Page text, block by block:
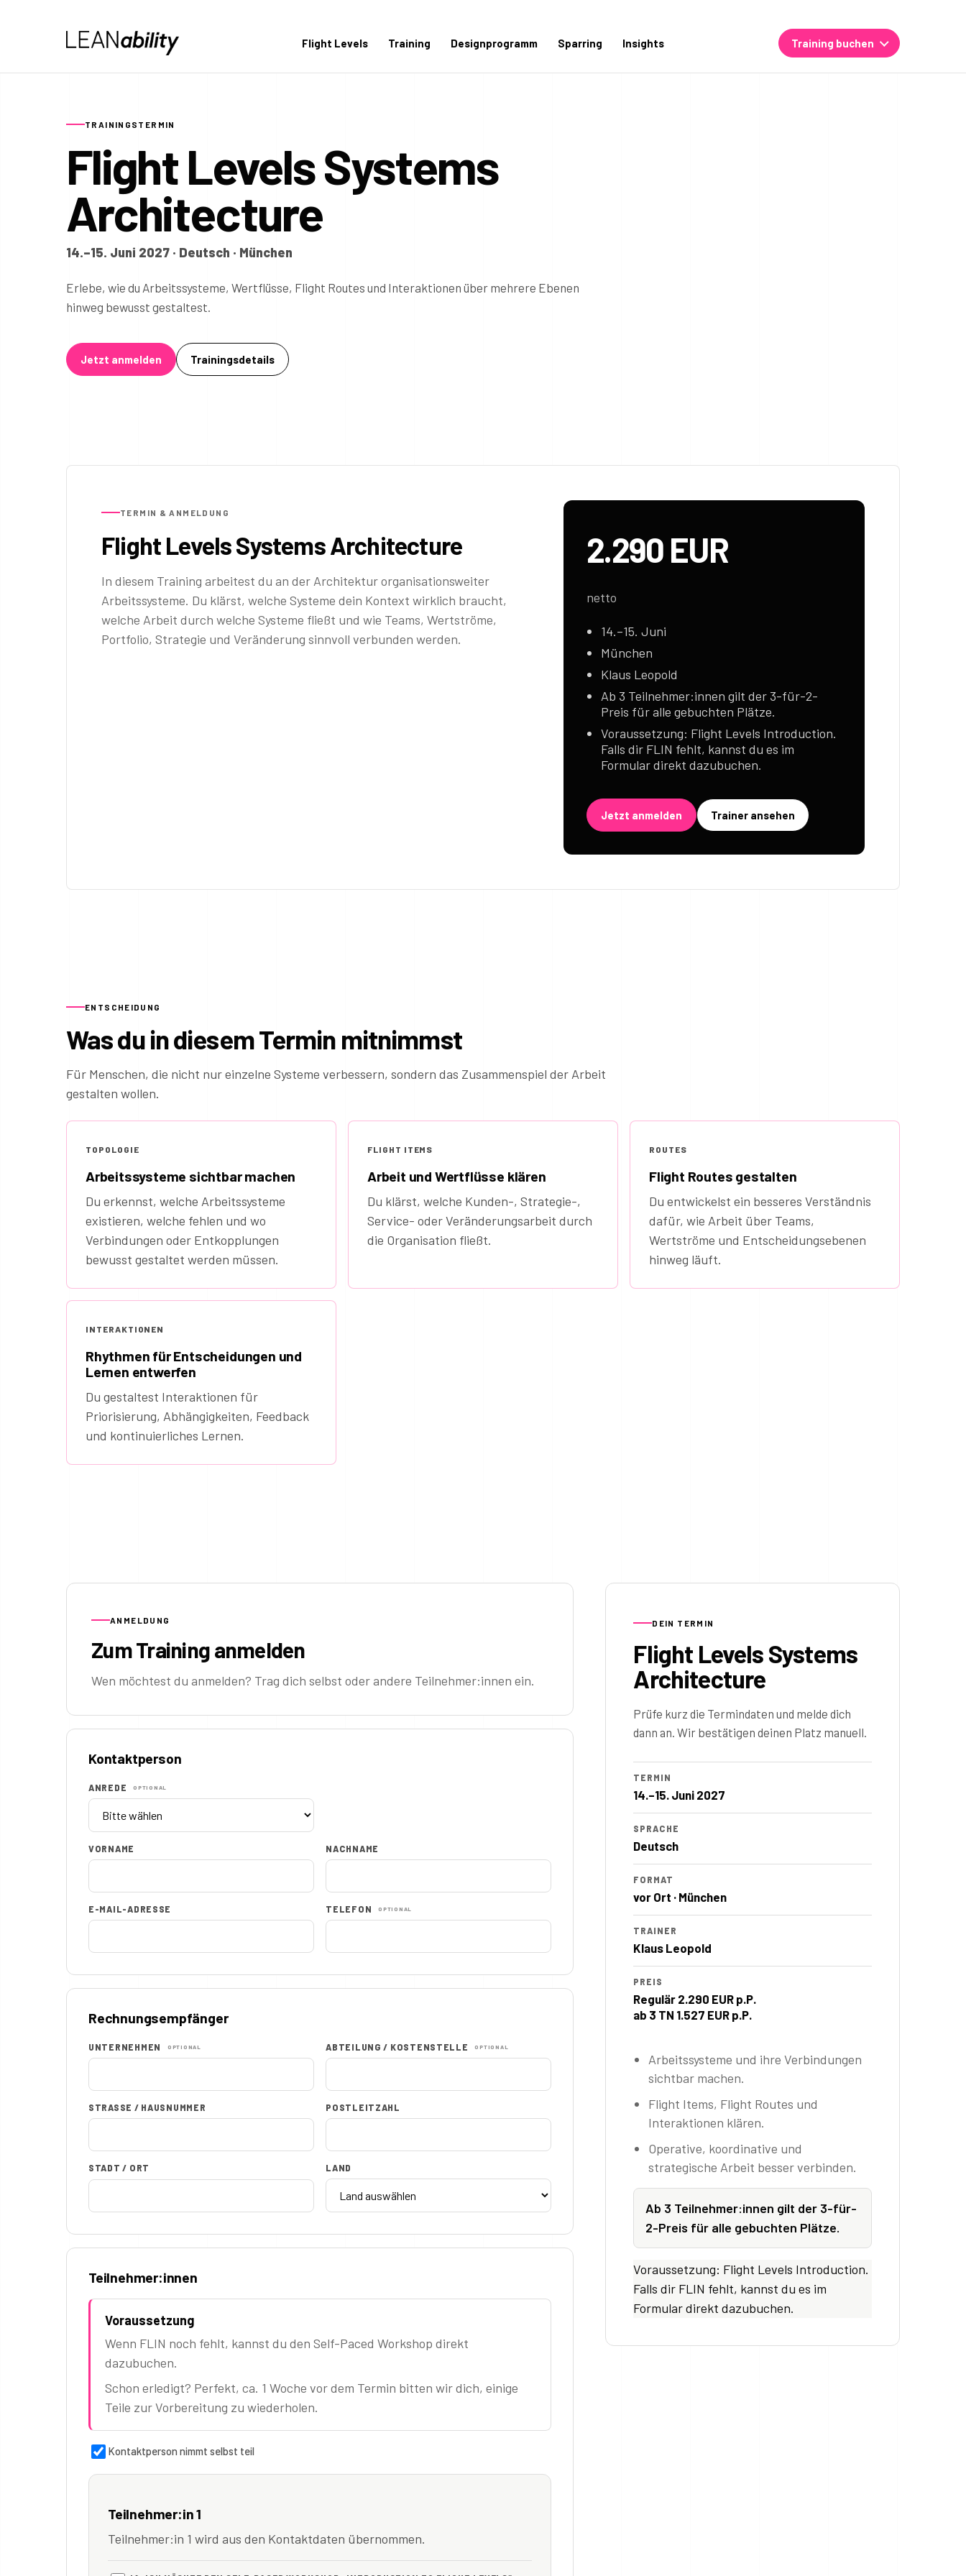
Flight Levels Training Designprogramm Sparring Insights Training buchen
TRAININGSTERMIN
Flight Levels Systems
Architecture
14.–15. Juni 2027 · Deutsch · München
Erlebe, wie du Arbeitssysteme, Wertflüsse, Flight Routes und Interaktionen über mehrere Ebenen
hinweg bewusst gestaltest.
Jetzt anmelden Trainingsdetails
TERMIN & ANMELDUNG
Flight Levels Systems Architecture
In diesem Training arbeitest du an der Architektur organisationsweiter
Arbeitssysteme. Du klärst, welche Systeme dein Kontext wirklich braucht,
welche Arbeit durch welche Systeme fließt und wie Teams, Wertströme,
Portfolio, Strategie und Veränderung sinnvoll verbunden werden.
2.290 EUR
netto
14.–15. Juni
München
Klaus Leopold
Ab 3 Teilnehmer:innen gilt der 3-für-2-
Preis für alle gebuchten Plätze.
Voraussetzung: Flight Levels Introduction.
Falls dir FLIN fehlt, kannst du es im
Formular direkt dazubuchen.
Jetzt anmelden Trainer ansehen
ENTSCHEIDUNG
Was du in diesem Termin mitnimmst
Für Menschen, die nicht nur einzelne Systeme verbessern, sondern das Zusammenspiel der Arbeit
gestalten wollen.
TOPOLOGIE
Arbeitssysteme sichtbar machen
Du erkennst, welche Arbeitssysteme
existieren, welche fehlen und wo
Verbindungen oder Entkopplungen
bewusst gestaltet werden müssen.
FLIGHT ITEMS
Arbeit und Wertflüsse klären
Du klärst, welche Kunden-, Strategie-,
Service- oder Veränderungsarbeit durch
die Organisation fließt.
ROUTES
Flight Routes gestalten
Du entwickelst ein besseres Verständnis
dafür, wie Arbeit über Teams,
Wertströme und Entscheidungsebenen
hinweg läuft.
INTERAKTIONEN
Rhythmen für Entscheidungen und
Lernen entwerfen
Du gestaltest Interaktionen für
Priorisierung, Abhängigkeiten, Feedback
und kontinuierliches Lernen.
ANMELDUNG
Zum Training anmelden
Wen möchtest du anmelden? Trag dich selbst oder andere Teilnehmer:innen ein.
Kontaktperson
ANREDE OPTIONAL
VORNAME NACHNAME
E-MAIL-ADRESSE TELEFON OPTIONAL
Rechnungsempfänger
UNTERNEHMEN OPTIONAL ABTEILUNG / KOSTENSTELLE OPTIONAL
STRASSE / HAUSNUMMER POSTLEITZAHL
STADT / ORT LAND
Teilnehmer:innen
Voraussetzung
Wenn FLIN noch fehlt, kannst du den Self-Paced Workshop direkt
dazubuchen.
Schon erledigt? Perfekt, ca. 1 Woche vor dem Termin bitten wir dich, einige
Teile zur Vorbereitung zu wiederholen.
Kontaktperson nimmt selbst teil
Teilnehmer:in 1
Teilnehmer:in 1 wird aus den Kontaktdaten übernommen.
DEIN TERMIN
Flight Levels Systems
Architecture
Prüfe kurz die Termindaten und melde dich
dann an. Wir bestätigen deinen Platz manuell.
TERMIN
14.–15. Juni 2027
SPRACHE
Deutsch
FORMAT
vor Ort · München
TRAINER
Klaus Leopold
PREIS
Regulär 2.290 EUR p.P.
ab 3 TN 1.527 EUR p.P.
Arbeitssysteme und ihre Verbindungen
sichtbar machen.
Flight Items, Flight Routes und
Interaktionen klären.
Operative, koordinative und
strategische Arbeit besser verbinden.
Ab 3 Teilnehmer:innen gilt der 3-für-
2-Preis für alle gebuchten Plätze.
Voraussetzung: Flight Levels Introduction.
Falls dir FLIN fehlt, kannst du es im
Formular direkt dazubuchen.